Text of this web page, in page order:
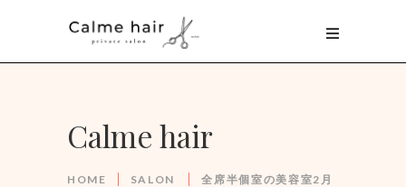
Calme hair
HOME SALON
全席半個室の美容室2月